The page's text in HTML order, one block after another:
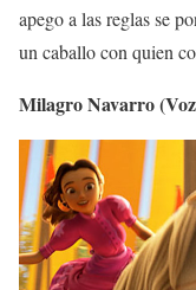
apego a las reglas se
un caballo con quien
Milagro Navarro